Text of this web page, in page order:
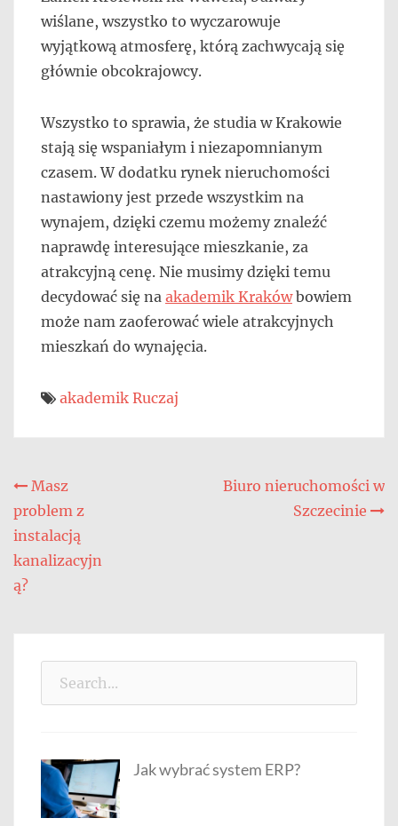
wiślane, wszystko to wyczarowuje
wyjątkową atmosferę, którą zachwycają się
głównie obcokrajowcy.
Wszystko to sprawia, że studia w Krakowie
stają się wspaniałym i niezapomnianym
czasem. W dodatku rynek nieruchomości
nastawiony jest przede wszystkim na
wynajem, dzięki czemu możemy znaleźć
naprawdę interesujące mieszkanie, za
atrakcyjną cenę. Nie musimy dzięki temu
decydować się na akademik Krakówbowiem
może nam zaoferować wiele atrakcyjnych
mieszkań do wynajęcia.
akademik Ruczaj
Nawigacja
wpisu
Masz
problem z
instalacją
kanalizacyjn
ą?
Biuro nieruchomości w
Szczecinie
Jak wybrać system ERP?